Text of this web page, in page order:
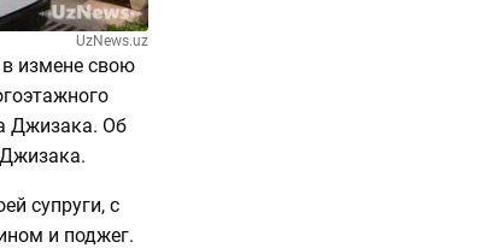
UzNews.uz
измене свою
Джизака. Об
супруги, с
и поджег.